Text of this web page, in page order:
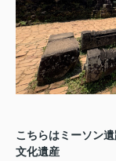
こちらはミーソン
文化遺産